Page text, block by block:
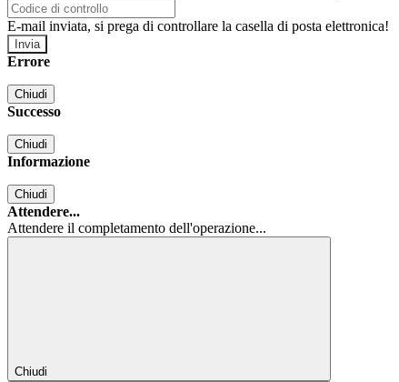
E-mail inviata, si prega di controllare la casella di posta elettronica!
Errore
Chiudi
Successo
Chiudi
Informazione
Chiudi
Attendere...
Attendere il completamento dell'operazione...
Chiudi